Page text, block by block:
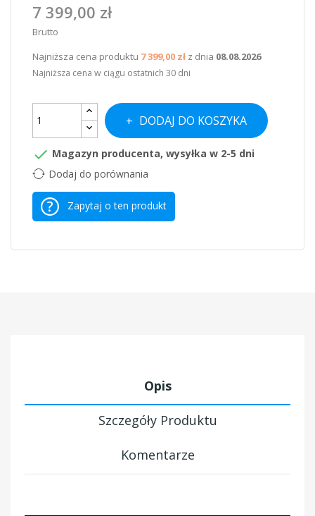
7 399,00 zł
Brutto
Najniższa cena produktu 7 399,00 zł z dnia 08.08.2026
Najniższa cena w ciągu ostatnich 30 dni
DODAJ DO KOSZYKA
 Magazyn producenta, wysyłka w 2-5 dni
Dodaj do porównania
Zapytaj o ten produkt
Opis
Szczegóły Produktu
Komentarze